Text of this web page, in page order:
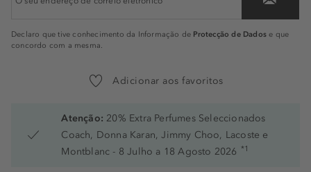
Declaro que tive conhecimento da Informação de Protecção de Dados e que
concordo com a mesma.
Adicionar aos favoritos
Atenção: 20% Extra Perfumes Seleccionados
Coach, Donna Karan, Jimmy Choo, Lacoste e
Montblanc - 8 Julho a 18 Agosto 2026 *1